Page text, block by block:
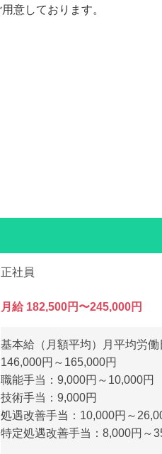
正社員
月給 182,500円〜245,000円
基本給（月額平均）月平均労
146,000円～165,000円
職能手当：9,000円～10,000円
技術手当：9,000円
処遇改善手当：10,000円～
特定処遇改善手当：8,000円～